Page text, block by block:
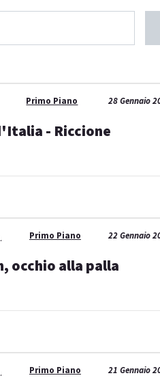
28 Gennaio
Primo Piano
- Riccione
22 Gennaio
Primo Piano
occhio alla palla
21 Gennaio
Primo Piano